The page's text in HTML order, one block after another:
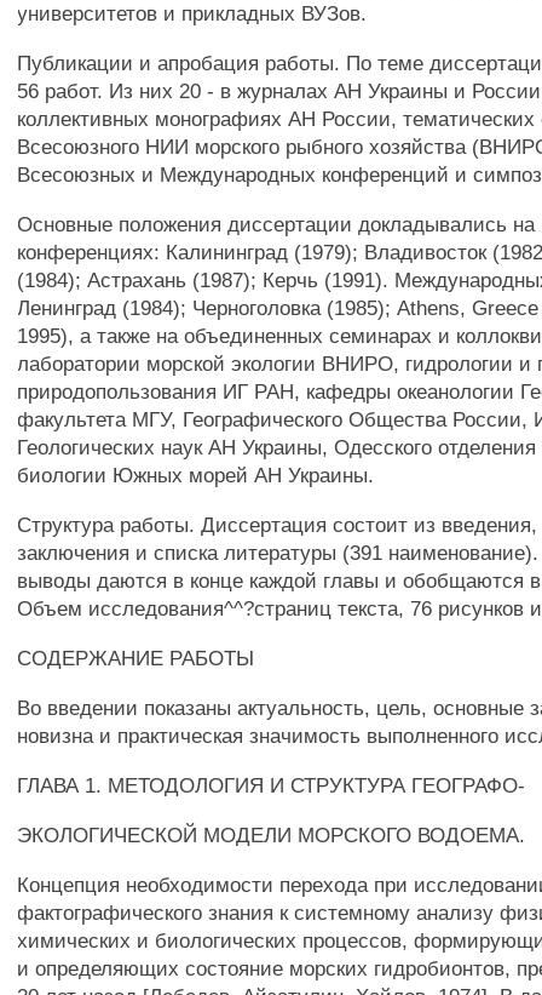
университетов и прикладных ВУЗов.
Публикации и апробация работы. По теме
56 работ. Из них 20 - в журналах АН Украины и
коллективных монографиях АН России, тематических
Всесоюзного НИИ морского рыбного хозяйства
Всесоюзных и Международных конференций и
Основные положения диссертации докладывались
конференциях: Калининград (1979); Владивосток
(1984); Астрахань (1987); Керчь (1991).
Ленинград (1984); Черноголовка (1985); Athens,
1995), а также на объединенных семинарах и
лаборатории морской экологии ВНИРО, гидрологии и
природопользования ИГ РАН, кафедры океанологии
факультета МГУ, Географического Общества России,
Геологических наук АН Украины, Одесского
биологии Южных морей АН Украины.
Структура работы. Диссертация состоит из
заключения и списка литературы (391
выводы даются в конце каждой главы и обобщаются
Объем исследования^^?страниц текста, 76 рисунков
СОДЕРЖАНИЕ РАБОТЫ
Во введении показаны актуальность, цель, основные
новизна и практическая значимость выполненного
ГЛАВА 1. МЕТОДОЛОГИЯ И СТРУКТУРА ГЕОГРАФО-
ЭКОЛОГИЧЕСКОЙ МОДЕЛИ МОРСКОГО ВОДОЕМА.
Концепция необходимости перехода при
фактографического знания к системному анализу
химических и биологических процессов,
и определяющих состояние морских гидробионтов,